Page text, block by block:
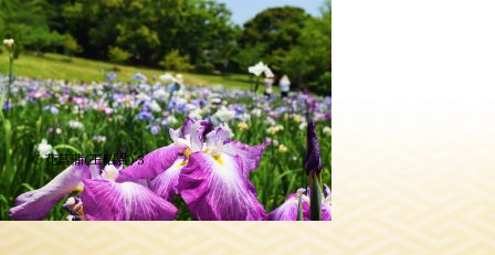
投
稿
ナ
≪花菖蒲(王昭君) 3